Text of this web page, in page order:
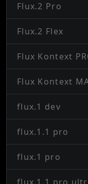
Flux.2 Pro
Flux.2 Flex
Flux Kontext
Flux Kontext
flux.1 dev
flux.1.1 pro
flux.1 pro